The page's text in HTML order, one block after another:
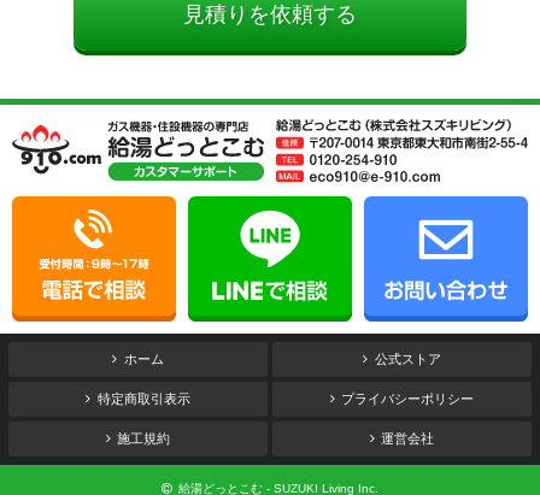
ホーム 公式ストア
特定商取引表示 プライバシーポリシー
施工規約 運営会社
給湯どっとこむ - SUZUKI Living Inc.